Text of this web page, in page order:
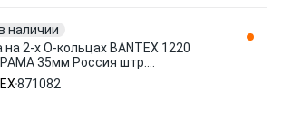
наличии
на 2-х O-кольцах BANTEX 1220
35мм Россия штр.
871082
871082